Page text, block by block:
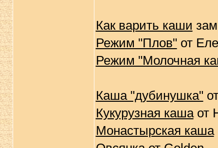
Как варить каши
Режим "Плов"от
Режим "Молочная
Каша "дубинушка"
Кукурузная кашаот
Монастырская каша